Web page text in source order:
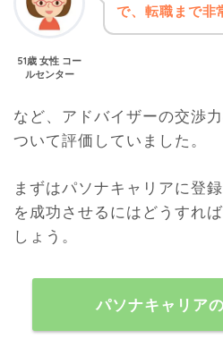
51歳 女性 コー
ルセンター
で、転職まで非
など、アドバイザーの交渉
ついて評価していました。
まずはパソナキャリアに登
を成功させるにはどうすれ
しょう。
パソナキャリア